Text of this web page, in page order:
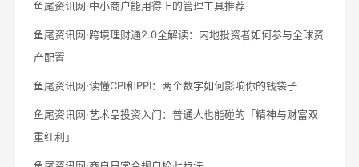
鱼尾资讯网·中小商户能用得上的管理工具推荐
鱼尾资讯网·跨境理财通2.0全解读：内地投资者如何参与全球资
产配置
鱼尾资讯网·读懂CPI和PPI：两个数字如何影响你的钱袋子
鱼尾资讯网·艺术品投资入门：普通人也能碰的「精神与财富双
重红利」